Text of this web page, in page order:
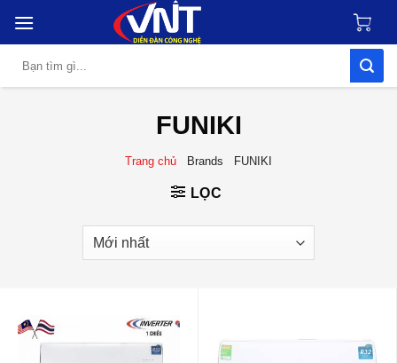
content
FUNIKI
Trang chủ Brands FUNIKI
LỌC